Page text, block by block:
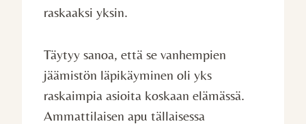
raskaaksi yksin.
Täytyy sanoa, että se vanhempien
jäämistön läpikäyminen oli yks
raskaimpia asioita koskaan elämässä.
Ammattilaisen apu tällaisessa